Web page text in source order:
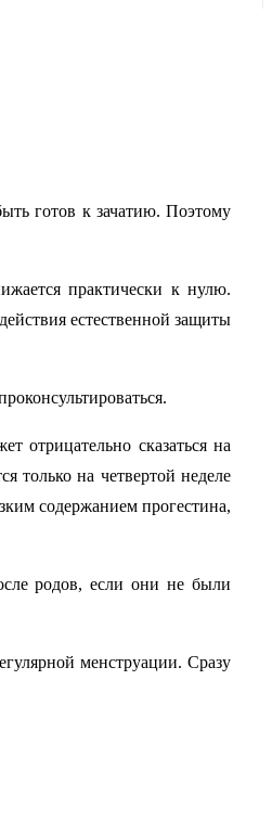
готов к зачатию. Поэтому
практически к нулю.
естественной защиты
отрицательно сказаться на
только на четвертой неделе
содержанием прогестина,
родов, если они не были
менструации. Сразу